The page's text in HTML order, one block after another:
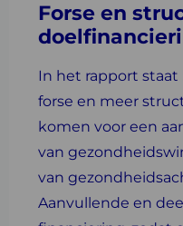
Forse en
In het rapport
forse en meer
komen voor een
van
van
Aanvullende en